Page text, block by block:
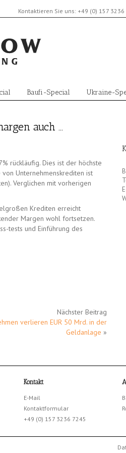
Kontaktieren Sie uns: +49 (0) 157 3236
Baufi-Special Ukraine-
auch …
rückläufig. Dies ist der höchste
Unternehmenskrediten ist
Verglichen mit vorherigen
Krediten erreicht
Margen wohl fortsetzen.
tests und Einführung des
Nächster Beitrag
verlieren EUR 50 Mrd. in der
Geldanlage »
Kontakt
E-Mail
Kontaktformular
+49 (0) 157 3236 7245